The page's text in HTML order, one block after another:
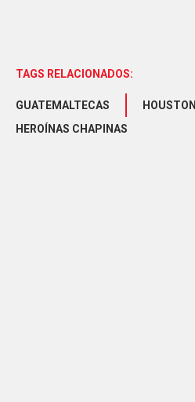
TAGS RELACIONADOS:
GUATEMALTECAS
HOUSTON
HEROÍNAS CHAPINAS